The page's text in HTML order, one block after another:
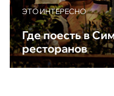
ЭТО ИНТЕРЕСНО
Где поесть в
ресторанов